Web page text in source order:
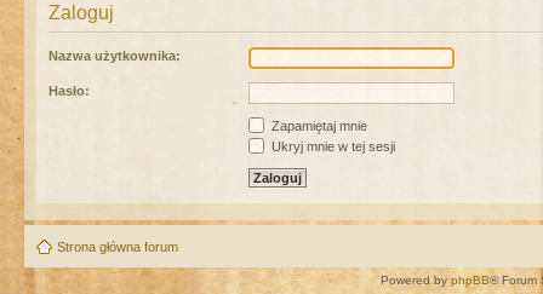
Zaloguj
Nazwa użytkownika:
Hasło:
Zapamiętaj mnie
Ukryj mnie w tej sesji
Strona główna forum
Powered by phpBB® Forum